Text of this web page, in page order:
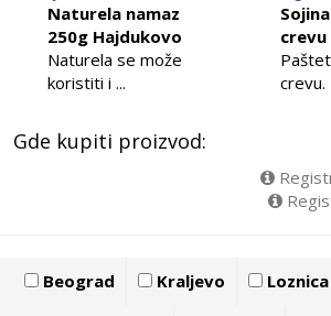
Naturela namaz
250g Hajdukovo
Naturela se može
koristiti i ...
crevu
crevu.
Gde kupiti proizvod:
Beograd Kraljevo Loznica